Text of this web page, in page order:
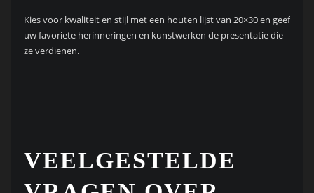
Kies voor kwaliteit en stijl met een houten lijst van 20×30 en geef
uw favoriete herinneringen en kunstwerken de presentatie die
ze verdienen.
VEELGESTELDE